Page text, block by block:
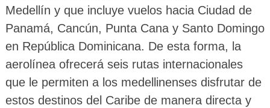
Medellín y que incluye vuelos hacia Ciudad de
Panamá, Cancún, Punta Cana y Santo Domingo
en República Dominicana. De esta forma, la
aerolínea ofrecerá seis rutas internacionales
que le permiten a los medellinenses disfrutar de
estos destinos del Caribe de manera directa y